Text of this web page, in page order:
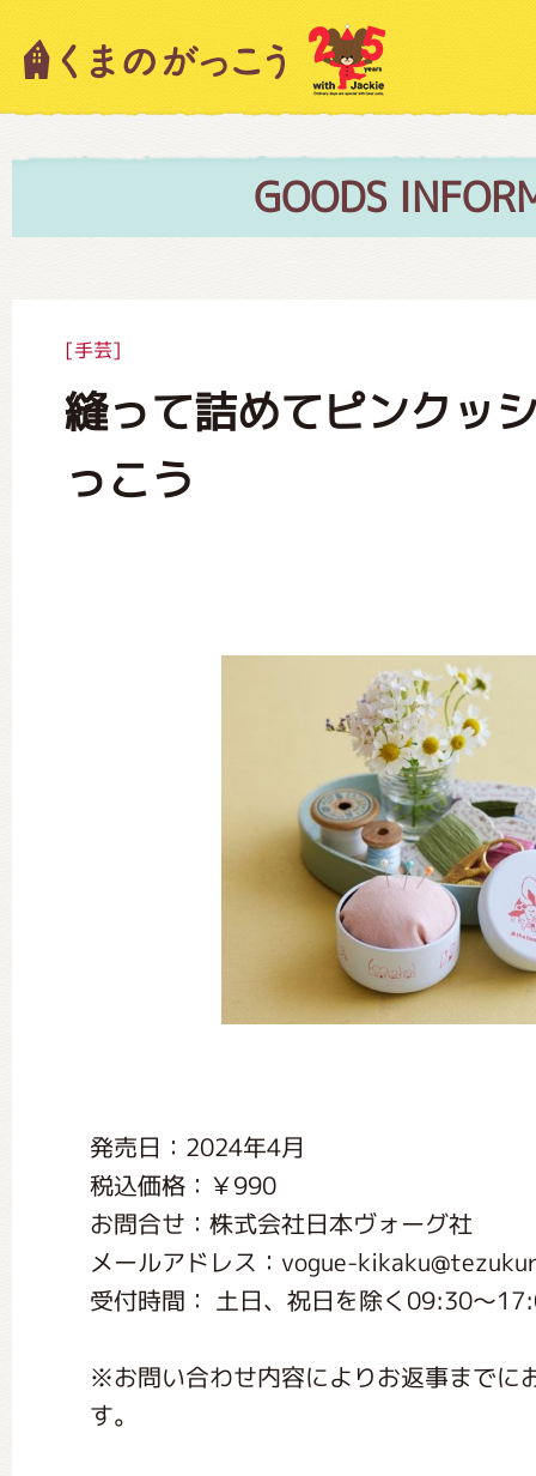
GOODS
[手芸]
縫って詰めてピンクッ
っこう
発売日：2024年4月
税込価格：￥990
お問合せ：株式会社日本ヴォーグ社
メールアドレス：vogue-
受付時間： 土日、祝日を除く09:30～
※お問い合わせ内容によりお返事までに
す。
キャラクター紹介
絵本・作家紹介
ミュージカル・コンサート
おたのしみコンテンツ(クイズ・
チア ジャッキーズ！
くまのがっこう 家庭科部